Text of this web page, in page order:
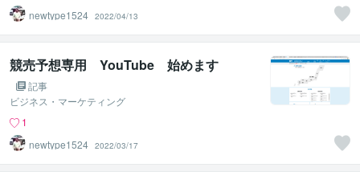
newtype1524 2022/04/13
競売予想専用 YouTube 始めます
記事
ビジネス・マーケティング
1
newtype1524 2022/03/17